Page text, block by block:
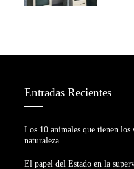
Entradas Recientes
Los 10 animales que tienen los
naturaleza
El papel del Estado en la